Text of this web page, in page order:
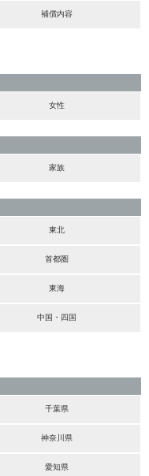
補償内容
女性
家族
東北
首都圏
東海
中国・四国
千葉県
神奈川県
愛知県